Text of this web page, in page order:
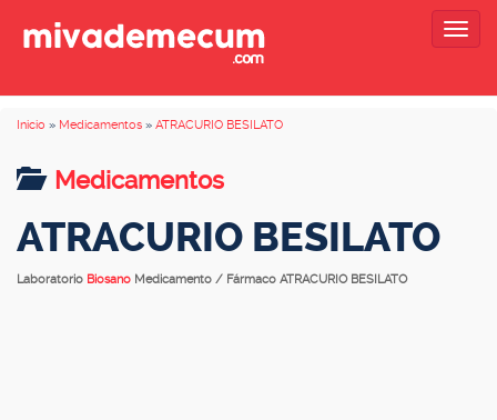
Inicio » Medicamentos » ATRACURIO BESILATO
Medicamentos
ATRACURIO BESILATO
Laboratorio Biosano Medicamento / Fármaco ATRACURIO BESILATO